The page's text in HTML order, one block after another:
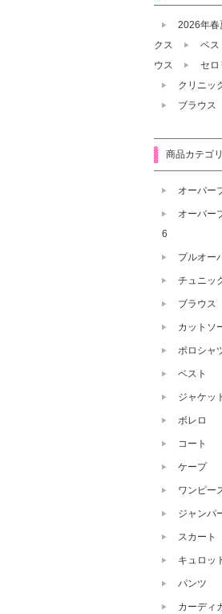
2026年春
クス
ベス
ウス
セロ
クリニッ
ブラウス
商品カテゴリ
オーバー
オーバー
6
プルオー
チュニッ
ブラウス
カットソ
ポロシャ
ベスト
ジャケッ
ボレロ
コート
ケープ
ワンピー
ジャンパ
スカート
キュロッ
パンツ
カーディ